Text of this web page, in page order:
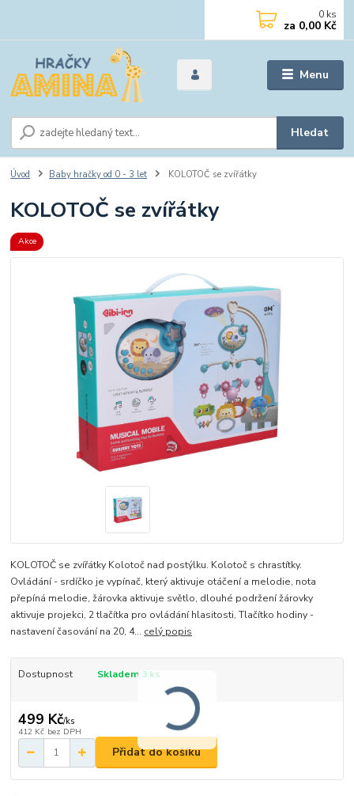
Menu
Hledat
0 ks
za 0,00 Kč
Úvod Baby hračky od 0 - 3 let KOLOTOČ se zvířátky
KOLOTOČ se zvířátky
Akce
KOLOTOČ se zvířátky Kolotoč nad postýlku. Kolotoč s chrastítky.
Ovládání - srdíčko je vypínač, který aktivuje otáčení a melodie, nota
přepíná melodie, žárovka aktivuje světlo, dlouhé podržení žárovky
aktivuje projekci, 2 tlačítka pro ovládání hlasitosti, Tlačítko hodiny -
nastavení časování na 20, 4... celý popis
Dostupnost Skladem 3 ks
499 Kč/ks
412 Kč bez DPH
Přidat do košíku